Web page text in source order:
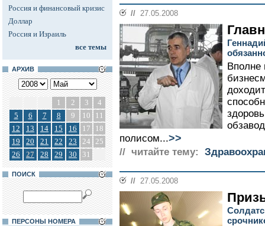
Россия и финансовый кризис
Доллар
Россия и Израиль
все темы
АРХИВ
1 2 3
4
5
6 7 8 9 10
11
12
13 14 15 16 17
18
19
20 21 22 23 24 25
26
27 28 29 30 31
ПОИСК
ПЕРСОНЫ НОМЕРА
// 27.05.2008
Вполне
полисом...>>
// читайте тему:
// 27.05.2008